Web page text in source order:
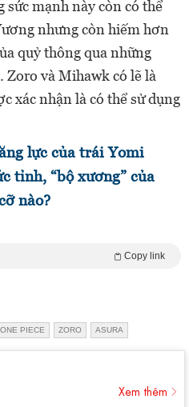
sức mạnh này còn có thể
nhưng còn hiếm hơn
quỷ thông qua những
và Mihawk có lẽ là
xác nhận là có thể sử dụng
lực của trái Yomi
tỉnh, “bộ xương” của
nào?
Copy link
ONE PIECE ZORO ASURA
Xem thêm